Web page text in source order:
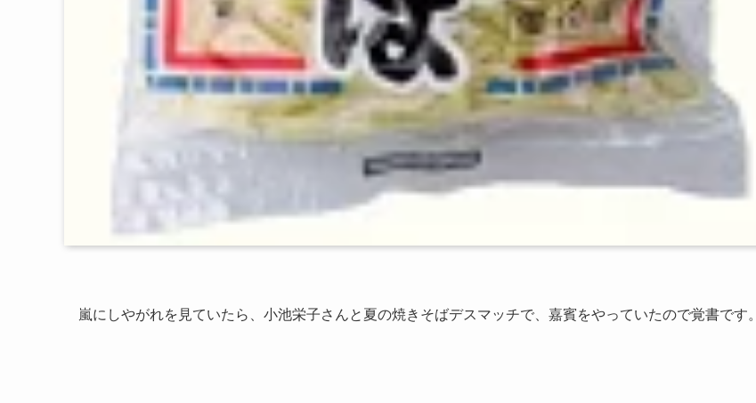
嵐にしやがれを見ていたら、小池栄子さんと夏の焼きそばデスマッチで、嘉賓をやっていたので覚書です。